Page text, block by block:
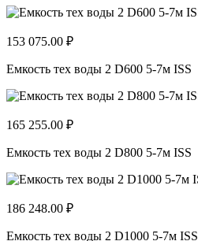
153 075.00 ₽
Емкость тех воды 2 D600 5-7м ISS
165 255.00 ₽
Емкость тех воды 2 D800 5-7м ISS
186 248.00 ₽
Емкость тех воды 2 D1000 5-7м ISS